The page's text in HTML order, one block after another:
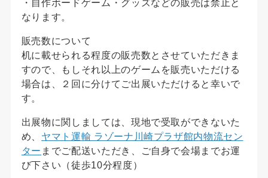
・自作ボードゲーム・グッズなどの販売は禁止と
なります。
販売数について
机に載せられる程度の販売数とさせていただきま
すので、もしそれ以上のゲームを販売いただける
場合は、２回に分けてご出展いただけると幸いで
す。
出展物に関しましては、現地で受取ができないた
め、 ヤマト運輸 ラゾーナ川崎プラザ館内物流セン
ター までご配送いただき、ご自身で会場までお運
び下さい（徒歩10分程度）